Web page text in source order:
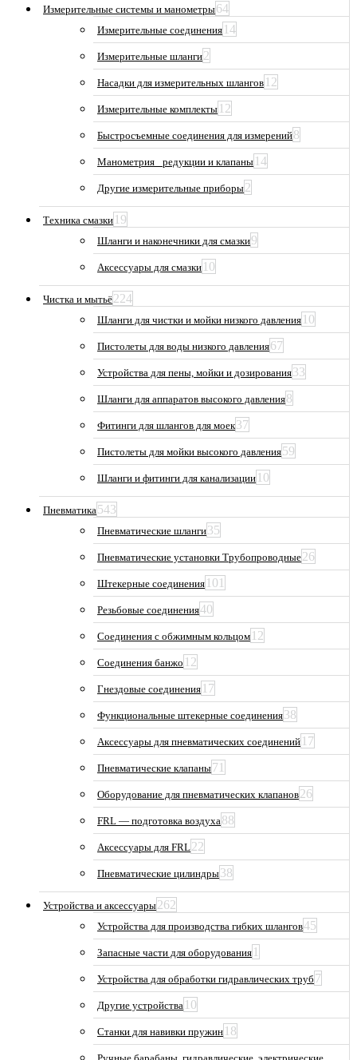
Измерительные системы и манометры64
Измерительные соединения 14
Измерительные шланги2
Насадки для измерительных шлангов 12
Измерительные комплекты 12
Быстросъемные соединения для измерений8
Манометрия_ редукции и клапаны 14
Другие измерительные приборы2
Техника смазки 19
Шланги и наконечники для смазки9
Аксессуары для смазки 10
Чистка и мытьё224
Шланги для чистки и мойки низкого давления 10
Пистолеты для воды низкого давления67
Устройства для пены, мойки и дозирования33
Шланги для аппаратов высокого давления8
Фитинги для шлангов для моек37
Пистолеты для мойки высокого давления59
Шланги и фитинги для канализации 10
Пневматика543
Пневматические шланги35
Пневматические установки Трубопроводные26
Штекерные соединения 101
Резьбовые соединения40
Соединения с обжимным кольцом 12
Соединения банжо 12
Гнездовые соединения 17
Функциональные штекерные соединения38
Аксессуары для пневматических соединений 17
Пневматические клапаны71
Оборудование для пневматических клапанов26
FRL — подготовка воздуха88
Аксессуары для FRL22
Пневматические цилиндры38
Устройства и аксессуары262
Устройства для производства гибких шлангов45
Запасные части для оборудования 1
Устройства для обработки гидравлических труб 7
Другие устройства 10
Станки для навивки пружин 18